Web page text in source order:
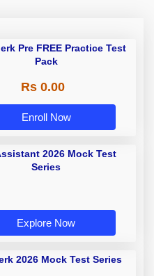
Pre FREE Practice Test
Pack
Rs 0.00
Enroll Now
2026 Mock Test
Series
Explore Now
2026 Mock Test Series